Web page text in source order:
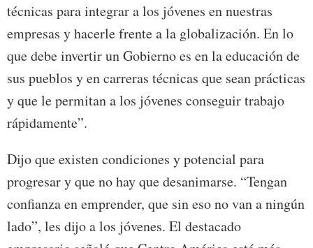
técnicas para integrar a los jóvenes en nuestras
empresas y hacerle frente a la globalización. En lo
que debe invertir un Gobierno es en la educación de
sus pueblos y en carreras técnicas que sean prácticas
y que le permitan a los jóvenes conseguir trabajo
rápidamente”.
Dijo que existen condiciones y potencial para
progresar y que no hay que desanimarse. “Tengan
confianza en emprender, que sin eso no van a ningún
lado”, les dijo a los jóvenes. El destacado